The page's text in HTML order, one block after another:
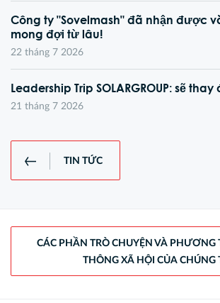
Công ty "Sovelmash" đã nhận được
mong đợi từ lâu!
22 tháng 7 2026
Leadership Trip SOLARGROUP: sẽ
21 tháng 7 2026
TIN TỨC
CÁC PHẦN TRÒ CHUYỆN VÀ PHƯƠNG
THÔNG XÃ HỘI CỦA CHÚNG